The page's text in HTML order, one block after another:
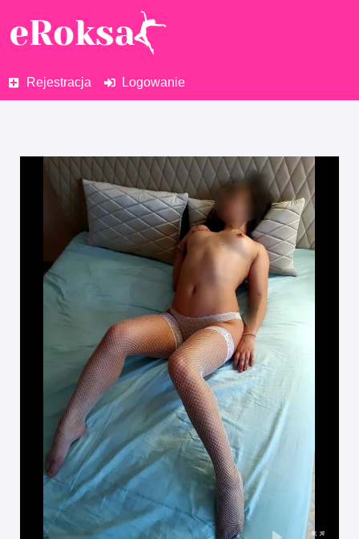
Rejestracja Logowanie